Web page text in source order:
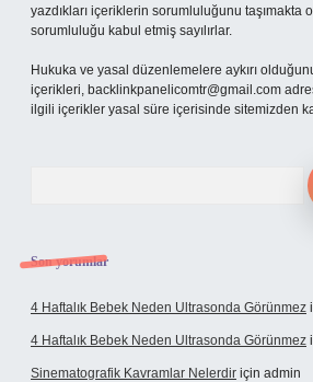
yazdıkları içeriklerin sorumluluğunu taşımakta
sorumluluğu kabul etmiş sayılırlar.
Hukuka ve yasal düzenlemelere aykırı
içerikleri, backlinkpanelicomtr@gmail.com
ilgili içerikler yasal süre içerisinde sitemizden
Son yorumlar
4 Haftalık Bebek Neden Ultrasonda Görünmez
4 Haftalık Bebek Neden Ultrasonda Görünmez
Sinematografik Kavramlar Nelerdir için admin